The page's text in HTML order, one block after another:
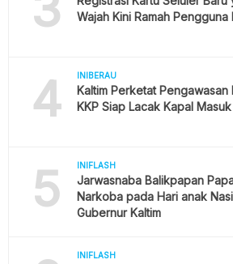
Wajah Kini Ramah Pengguna
4 INIBERAU
Kaltim Perketat Pengawasan
KKP Siap Lacak Kapal
5 INIFLASH
Jarwasnaba Balikpapan
Narkoba pada Hari anak
Gubernur Kaltim
INIFLASH